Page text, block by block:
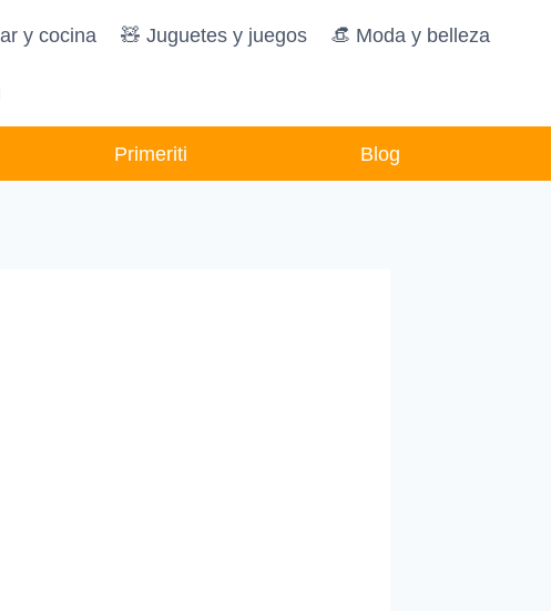
y cocina 🧸️ Juguetes y juegos 👒 Moda y belleza
Primeriti Blog